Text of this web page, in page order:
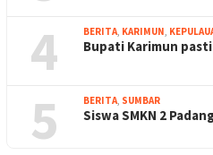
4 BERITA, KARIMUN,
Bupati Karimun
5 BERITA, SUMBAR
Siswa SMKN 2